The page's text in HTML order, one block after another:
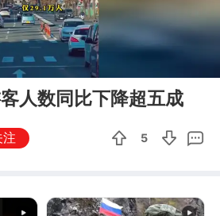
人数同比下降超五成
注 5